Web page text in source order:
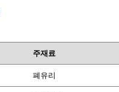
주재료
폐유리